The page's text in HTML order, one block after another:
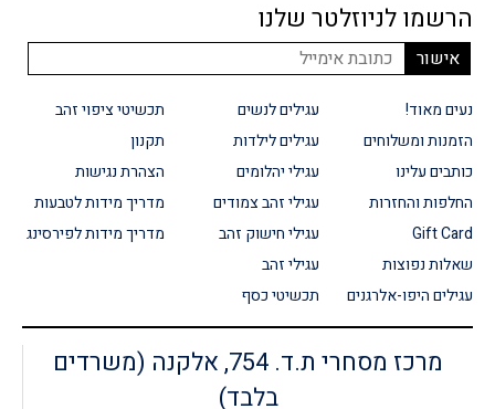
הרשמו לניוזלטר שלנו
נעים מאוד!
הזמנות ומשלוחים
כותבים עלינו
החלפות והחזרות
Gift Card
שאלות נפוצות
עגילים היפו-אלרגנים
עגילים לנשים
עגילים לילדות
עגילי יהלומים
עגילי זהב צמודים
עגילי חישוק זהב
עגילי זהב
תכשיטי כסף
תכשיטי ציפוי זהב
תקנון
הצהרת נגישות
מדריך מידות לטבעות
מדריך מידות לפירסינג
מרכז מסחרי ת.ד. 754, אלקנה (משרדים
בלבד)